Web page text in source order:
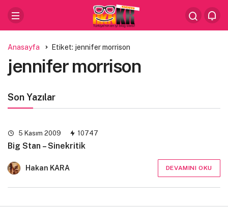
Anasayfa Etiket: jennifer morrison
jennifer morrison
Son Yazılar
5 Kasım 2009 10747
Big Stan – Sinekritik
Hakan KARA DEVAMINI OKU